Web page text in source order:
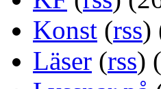
Konst (rss)
Läser (rss)